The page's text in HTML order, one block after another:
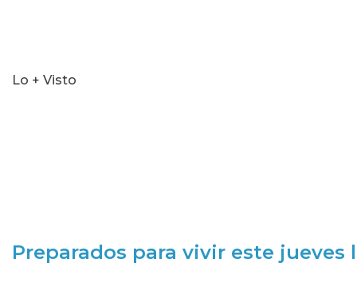
Lo + Visto
Preparados para vivir este jueves